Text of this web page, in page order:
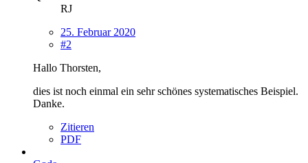
RJ
25. Februar 2020
#2
Hallo Thorsten,
dies ist noch einmal ein sehr schönes systematisches Beispiel.
Danke.
Zitieren
PDF